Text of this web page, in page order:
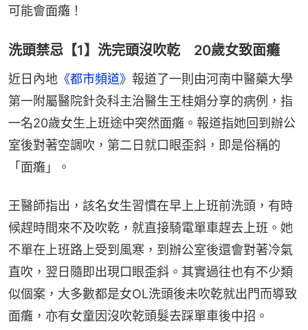
可能會面癱！
洗頭禁忌【1】洗完頭沒吹乾 20歲女致面癱
近日內地 《都市頻道》 報道了一則由河南中醫藥大學
第一附屬醫院針灸科主治醫生王桂娟分享的病例，指
一名20歲女生上班途中突然面癱。報道指她回到辦公
室後對著空調吹，第二日就口眼歪斜，即是俗稱的
「面癱」。
王醫師指出，該名女生習慣在早上上班前洗頭，有時
候趕時間來不及吹乾，就直接騎電單車趕去上班。她
不單在上班路上受到風寒，到辦公室後還會對著冷氣
直吹，翌日隨即出現口眼歪斜。其實過往也有不少類
似個案，大多數都是女OL洗頭後未吹乾就出門而導致
面癱，亦有女童因沒吹乾頭髮去踩單車後中招。